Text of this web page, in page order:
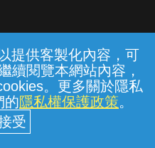
提供客製化內容，可
續閱覽本網站內容，
。更多關於隱私
的隱私權保護政策。
服務條款 隱私權保護
個人家庭分公司
© 2026